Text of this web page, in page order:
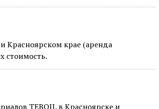
Красноярском крае (аренда
стоимость.
TEBOIL в Красноярске и